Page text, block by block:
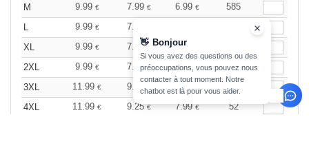
M
9.99 € 7.99 € 6.99 €
585
9.99 € 7.99
XL
9.99 € 7.99€ 6.99
2XL
9.99 € 7.99€ 6.99 €
242
3XL
11.99 € 9.25 7.99
94
4XL
11.99 € 9.25€ 7.99€ 52
👋 Bonjour
Si vous avez des questions ou des
préoccupations, vous pouvez nous
contacter à tout moment. Notre
chatbot est là pour vous aider.